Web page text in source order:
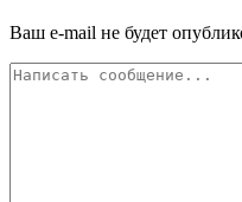
Ваш e-mail не будет